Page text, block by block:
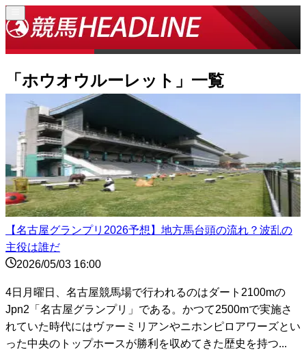
「ホウオウルーレット 」一覧
【名古屋グランプリ2026予想】地方馬台頭の流れ？波乱の
主役は誰だ
2026/05/03 16:00
4日月曜日、名古屋競馬場で行われるのはダート2100mの
Jpn2「名古屋グランプリ」である。かつて2500mで実施さ
れていた時代にはヴァーミリアンやニホンピロアワーズとい
った中央のトップホースが勝利を収めてきた歴史を持つ...